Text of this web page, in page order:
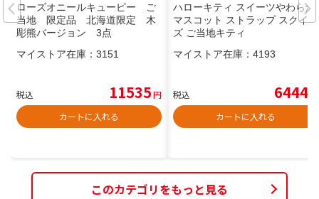
ローズオニールキューピー ご
当地 限定品 北海道限定 木
彫熊バージョン 3点
マイストア在庫： 3151
税込 11535円
カートに入れる
ハローキティ スイーツやわらか
マスコット ストラップ スクイー
ズ ご当地キティ
マイストア在庫： 4193
税込 6444
カートに入れる
このカテゴリをもっと見る